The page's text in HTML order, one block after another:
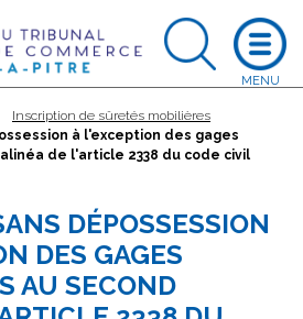
Inscription de sûretés mobilières
à l'exception des gages
de l'article 2338 du code civil
DÉPOSSESSION
DES GAGES
AU SECOND